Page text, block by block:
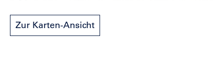
Zur Karten-Ansicht